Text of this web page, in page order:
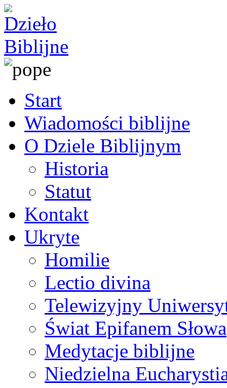
Start
Wiadomości biblijne
O Dziele Biblijnym
Historia
Statut
Kontakt
Ukryte
Homilie
Lectio divina
Telewizyjny
Świat Epifanem Słowa
Medytacje biblijne
Niedzielna